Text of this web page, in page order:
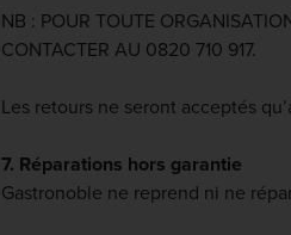
NB : POUR TOUTE
CONTACTER AU 0820 710 917.
Les retours ne seront acceptés
7. Réparations hors garantie
Gastronoble ne reprend ni ne